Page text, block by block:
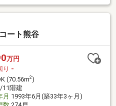
ート熊谷
万円
り -
(70.56m2)
11階建
月 1993年6月(築33年3ヶ月)